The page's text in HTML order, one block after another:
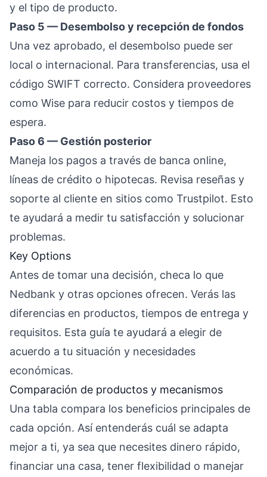
y el tipo de producto.
Paso 5 — Desembolso y recepción de fondos
Una vez aprobado, el desembolso puede ser
local o internacional. Para transferencias, usa el
código SWIFT correcto. Considera proveedores
como Wise para reducir costos y tiempos de
espera.
Paso 6 — Gestión posterior
Maneja los pagos a través de banca online,
líneas de crédito o hipotecas. Revisa reseñas y
soporte al cliente en sitios como Trustpilot. Esto
te ayudará a medir tu satisfacción y solucionar
problemas.
Key Options
Antes de tomar una decisión, checa lo que
Nedbank y otras opciones ofrecen. Verás las
diferencias en productos, tiempos de entrega y
requisitos. Esta guía te ayudará a elegir de
acuerdo a tu situación y necesidades
económicas.
Comparación de productos y mecanismos
Una tabla compara los beneficios principales de
cada opción. Así entenderás cuál se adapta
mejor a ti, ya sea que necesites dinero rápido,
financiar una casa, tener flexibilidad o manejar